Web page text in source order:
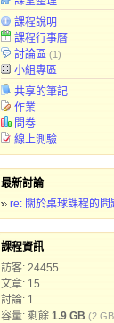
課程說明
課程行事曆
討論區 (1)
小組專區
共享的筆記
作業
問卷
線上測驗
最新討論
re: 關於桌球課程的問
課程資訊
訪客: 24455
文章: 15
討論: 1
容量: 剩餘 1.9 GB (2